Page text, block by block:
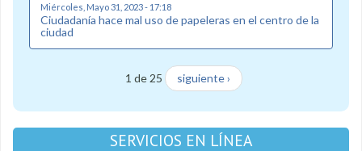
Miércoles, Mayo 31, 2023 - 17:18
Ciudadanía hace mal uso de papeleras en el centro de la
ciudad
1 de 25 siguiente ›
SERVICIOS EN LÍNEA